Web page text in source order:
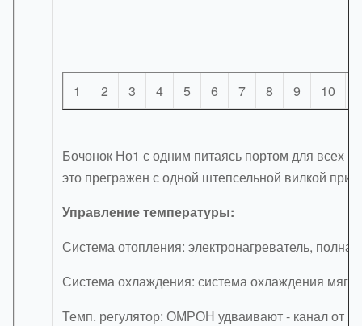
1 2 3 4 5 6 7 8 9 10
Бочонок Но1 с одним питаясь портом для всех
это прегражен с одной штепсельной вилкой
Управление температуры:
Система отопления: электронагреватель,
Система охлаждения: система охлаждения
Темп. регулятор: ОМРОН удваивают - канал от